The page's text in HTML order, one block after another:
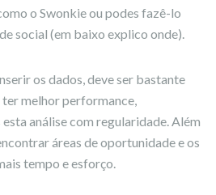
o Swonkie ou podes fazê-lo
social (em baixo explico onde).
os dados, deve ser bastante
melhor performance,
análise com regularidade. Além
áreas de oportunidade e os
tempo e esforço.